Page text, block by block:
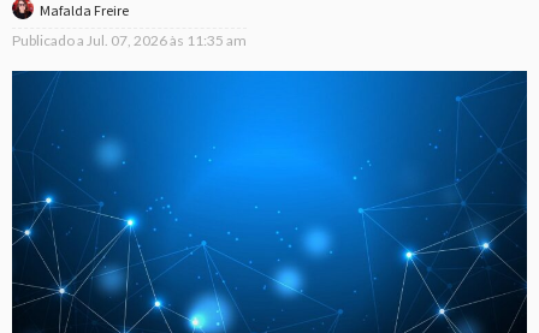
Mafalda Freire
Publicado a Jul. 07, 2026 às 11:35 am